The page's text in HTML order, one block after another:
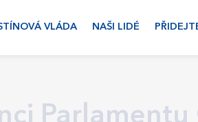
VLÁDA NAŠI LIDÉ
Parlamentu